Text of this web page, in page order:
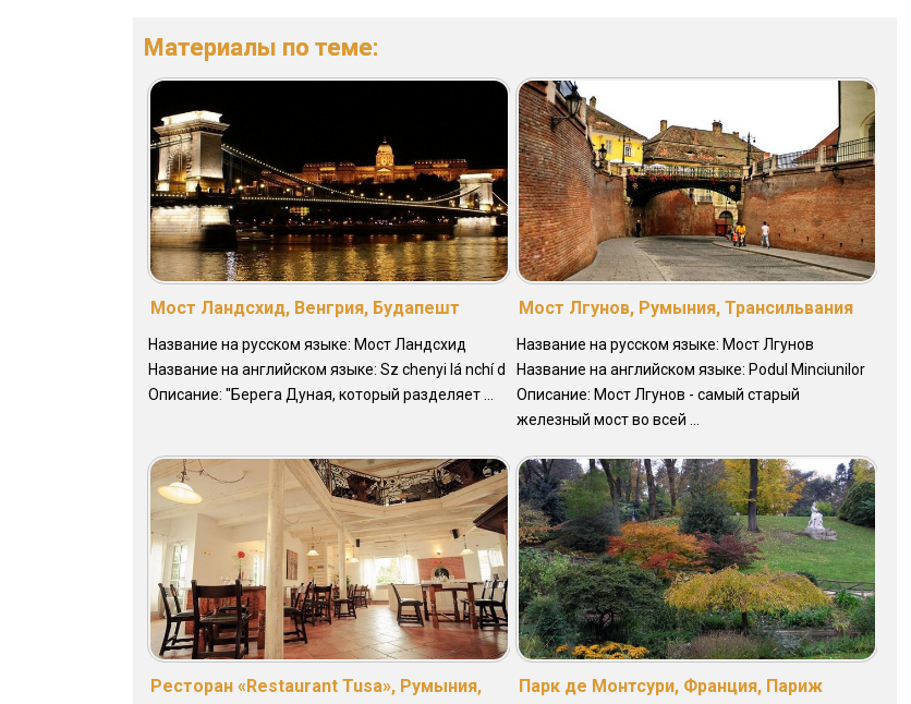
Материалы по теме:
Мост Ландсхид, Венгрия, Будапешт
Название на русском языке: Мост Ландсхид
Название на английском языке: Sz chenyi lá nchí d
Описание: "Берега Дуная, который разделяет ...
Мост Лгунов, Румыния, Трансильвания
Название на русском языке: Мост Лгунов
Название на английском языке: Podul Minciunilor
Описание: Мост Лгунов - самый старый
железный мост во всей ...
Ресторан «Restaurant Tusa», Румыния,
Парк де Монтсури, Франция, Париж